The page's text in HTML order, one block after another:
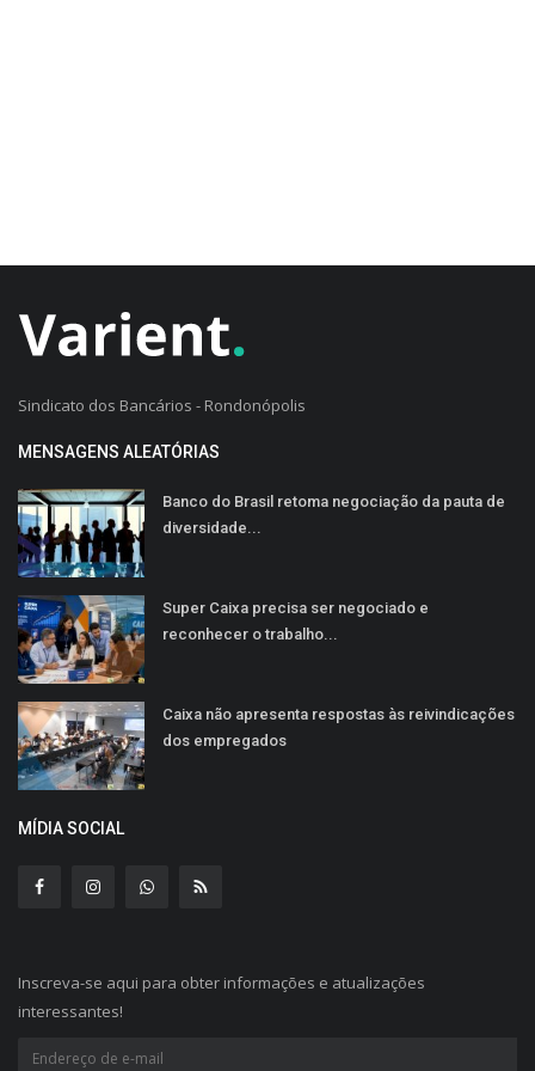
Sindicato dos Bancários - Rondonópolis
MENSAGENS ALEATÓRIAS
Banco do Brasil retoma negociação da pauta de
diversidade...
Super Caixa precisa ser negociado e
reconhecer o trabalho...
Caixa não apresenta respostas às reivindicações
dos empregados
MÍDIA SOCIAL
Inscreva-se aqui para obter informações e atualizações
interessantes!